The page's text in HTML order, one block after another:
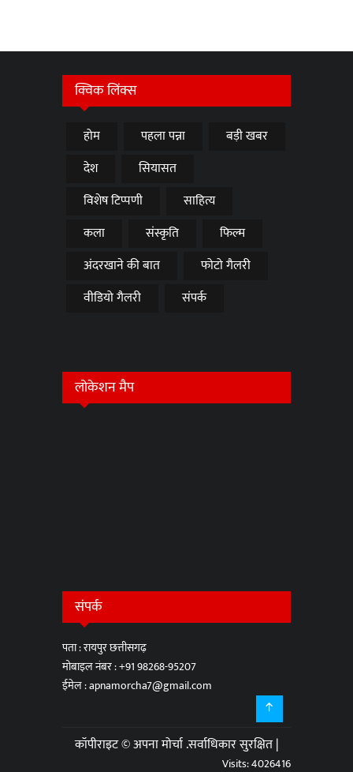
क्विक लिंक्स
होम पहला पन्ना
बड़ी खबर
देश
सियासत
विशेष टिप्पणी
साहित्य
कला
संस्कृति
फिल्म
अंदरखाने की बात
फोटो गैलरी
वीडियो गैलरी
संपर्क
लोकेशन मैप
संपर्क
पता : रायपुर छत्तीसगढ़
मोबाइल नंबर :+91 98268-95207
ईमेल :apnamorcha7@gmail.com
कॉपीराइट © अपना मोर्चा .सर्वाधिकार सुरक्षित |
Visits: 4026416